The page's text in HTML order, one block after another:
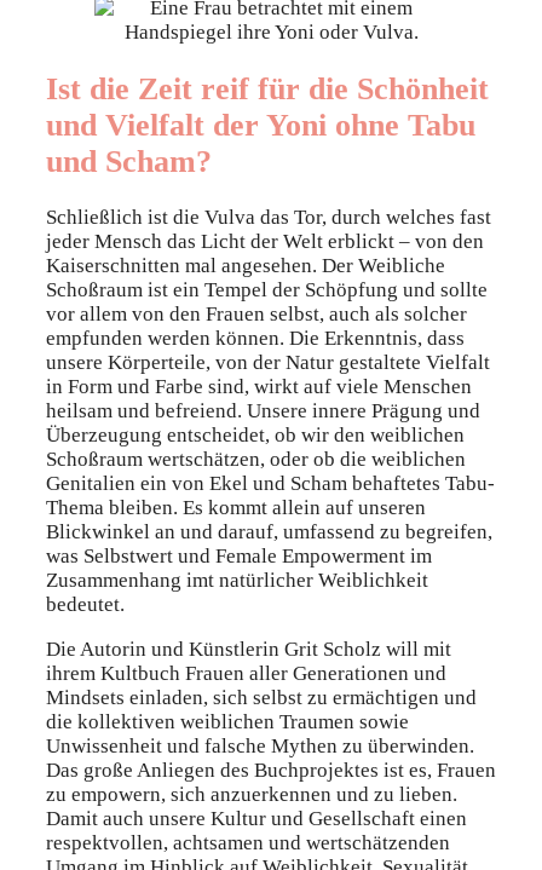
Ist die Zeit reif für die Schönheit
und Vielfalt der Yoni ohne Tabu
und Scham?
Schließlich ist die Vulva das Tor, durch welches fast
jeder Mensch das Licht der Welt erblickt – von den
Kaiserschnitten mal angesehen. Der Weibliche
Schoßraum ist ein Tempel der Schöpfung und sollte
vor allem von den Frauen selbst, auch als solcher
empfunden werden können. Die Erkenntnis, dass
unsere Körperteile, von der Natur gestaltete Vielfalt
in Form und Farbe sind, wirkt auf viele Menschen
heilsam und befreiend. Unsere innere Prägung und
Überzeugung entscheidet, ob wir den weiblichen
Schoßraum wertschätzen, oder ob die weiblichen
Genitalien ein von Ekel und Scham behaftetes Tabu-
Thema bleiben. Es kommt allein auf unseren
Blickwinkel an und darauf, umfassend zu begreifen,
was Selbstwert und Female Empowerment im
Zusammenhang imt natürlicher Weiblichkeit
bedeutet.
Die Autorin und Künstlerin Grit Scholz will mit
ihrem Kultbuch Frauen aller Generationen und
Mindsets einladen, sich selbst zu ermächtigen und
die kollektiven weiblichen Traumen sowie
Unwissenheit und falsche Mythen zu überwinden.
Das große Anliegen des Buchprojektes ist es, Frauen
zu empowern, sich anzuerkennen und zu lieben.
Damit auch unsere Kultur und Gesellschaft einen
respektvollen, achtsamen und wertschätzenden